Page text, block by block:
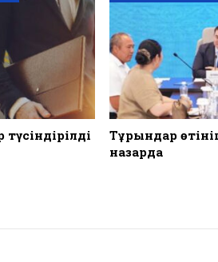
Тұрғындар
назарда